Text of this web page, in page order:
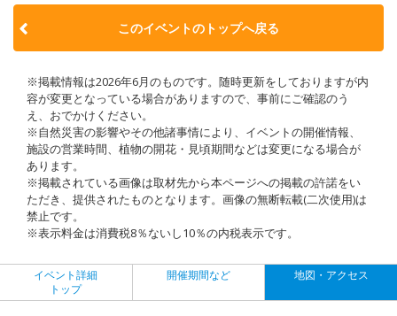
このイベントのトップへ戻る
※掲載情報は2026年6月のものです。随時更新をしておりますが内
容が変更となっている場合がありますので、事前にご確認のう
え、おでかけください。
※自然災害の影響やその他諸事情により、イベントの開催情報、
施設の営業時間、植物の開花・見頃期間などは変更になる場合が
あります。
※掲載されている画像は取材先から本ページへの掲載の許諾をい
ただき、提供されたものとなります。画像の無断転載(二次使用)は
禁止です。
※表示料金は消費税8％ないし10％の内税表示です。
イベント詳細
トップ
開催期間など 地図・アクセス